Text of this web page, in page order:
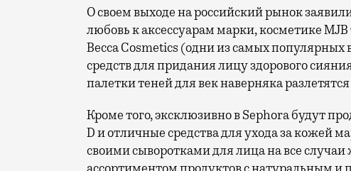
О своем выходе на российский рынок
любовь к аксессуарам марки, косметике
Becca Cosmetics (одни из самых
средств для придания лицу здорового
палетки теней для век наверняка
Кроме того, эксклюзивно в Sephora будут
D и отличные средства для ухода за кожей
своими сыворотками для лица на все